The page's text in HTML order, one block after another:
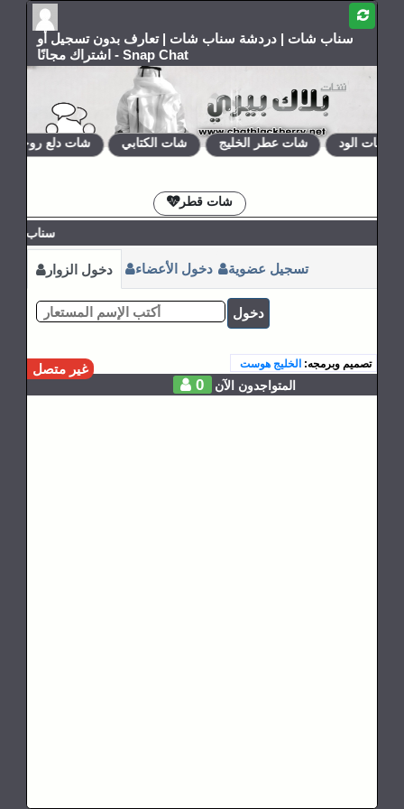
سناب شات | دردشة سناب شات | تعارف بدون تسجيل أو
اشتراك مجانًا - Snap Chat
شات دلع روحي شات الكتابي شات عطر الخليج شات الود
شات قطر
سناب
دخول الزوار دخول الأعضاء تسجيل عضوية
دخول
غير متصل تصميم وبرمجه:الخليج هوست
0 المتواجدون الآن